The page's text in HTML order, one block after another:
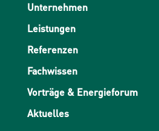
Unternehmen
Leistungen
Referenzen
Fachwissen
Vorträge & Energieforum
Aktuelles